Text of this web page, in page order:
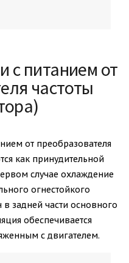
с питанием от
частоты
от преобразователя
как принудительной
случае охлаждение
огнестойкого
в задней части основного
обеспечивается
с двигателем.